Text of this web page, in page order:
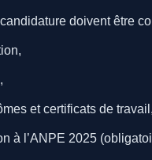
doivent être
et certificats de travail,
à l’ANPE 2025